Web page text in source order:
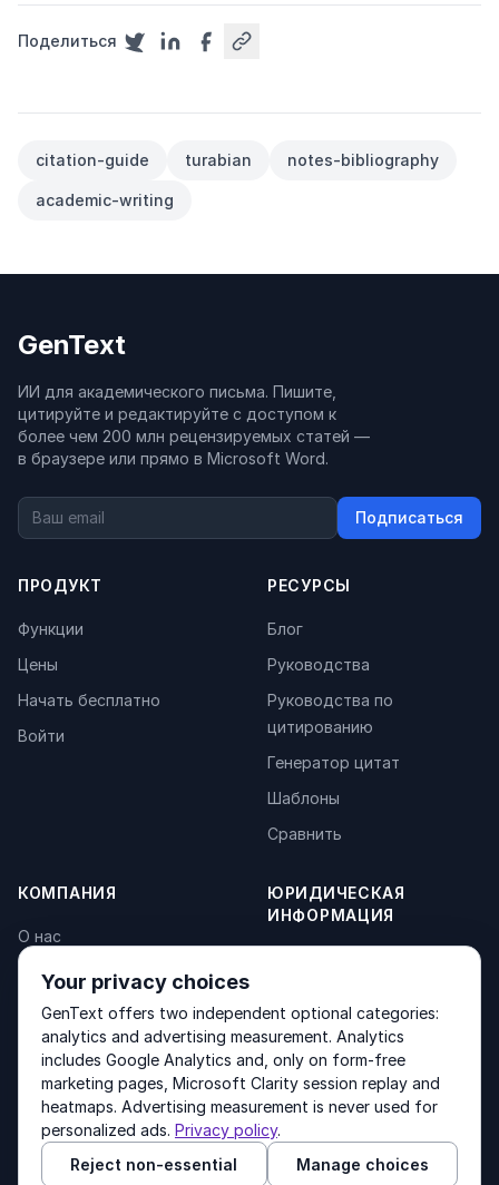
Поделиться
citation-guide turabian notes-bibliography
academic-writing
GenText
ИИ для академического письма. Пишите,
цитируйте и редактируйте с доступом к
более чем 200 млн рецензируемых статей —
в браузере или прямо в Microsoft Word.
Подписаться
ПРОДУКТ
Функции
Цены
Начать бесплатно
Войти
РЕСУРСЫ
Блог
Руководства
Руководства по
цитированию
Генератор цитат
Шаблоны
Сравнить
КОМПАНИЯ
О нас
Контакты
Продукты
ЮРИДИЧЕСКАЯ
ИНФОРМАЦИЯ
Terms of Service
Other products by GenText Group:LexDraft· MentalNote
Your privacy choices
GenText offers two independent optional categories:
analytics and advertising measurement. Analytics
includes Google Analytics and, only on form-free
marketing pages, Microsoft Clarity session replay and
heatmaps. Advertising measurement is never used for
personalized ads. Privacy policy.
Reject non-essential
Manage choices